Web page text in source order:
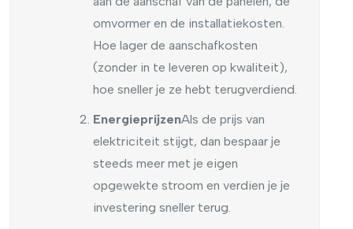
omvormer en de installatiekosten.
Hoe lager de aanschafkosten
(zonder in te leveren op kwaliteit),
hoe sneller je ze hebt terugverdiend.
EnergieprijzenAls de prijs van
elektriciteit stijgt, dan bespaar je
steeds meer met je eigen
opgewekte stroom en verdien je je
investering sneller terug.